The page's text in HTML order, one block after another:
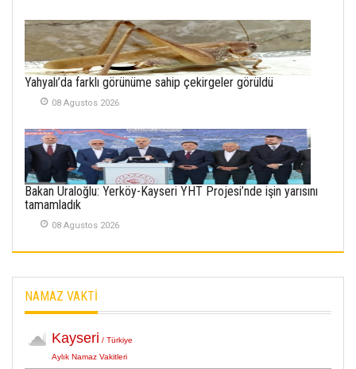
SEMRA ŞAHİN
KENDİNE UYANMAK
30 Temmuz 2026
İlgi Alanlarımız ve Biz
02 Ekim 2025
SABAHATTİN
puana Ulaştı
Yahyalı’da farklı görünüme sahip çekirgeler görüldü
08 Agustos 2026
Bakan Uraloğlu: Yerköy-Kayseri YHT Projesi’nde işin yarısını
tamamladık
08 Agustos 2026
NAMAZ VAKTİ